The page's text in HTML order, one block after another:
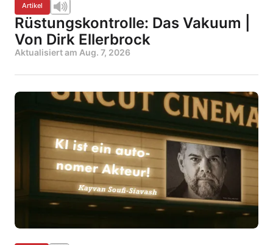
Artikel
Rüstungskontrolle: Das Vakuum |
Von Dirk Ellerbrock
Aktualisiert am Aug. 7, 2026